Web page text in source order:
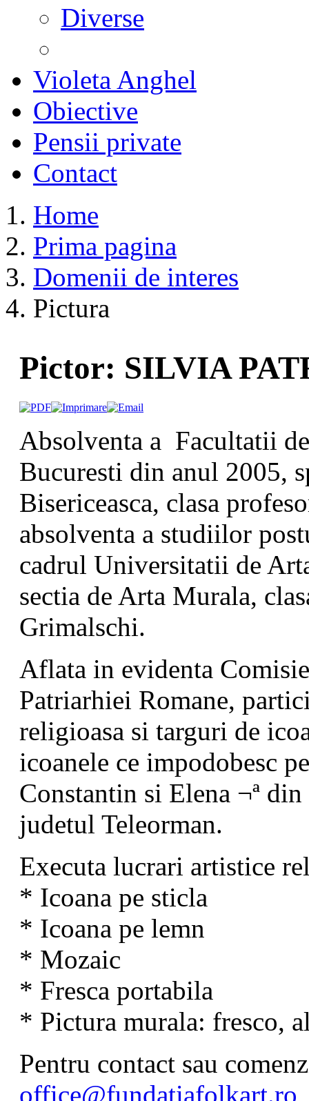
Diverse
Violeta Anghel
Obiective
Pensii private
Contact
Home
Prima pagina
Domenii de interes
Pictura
Pictor: SILVIA
Absolventa a Facultatii
Bucuresti din anul 2005,
Bisericeasca, clasa
absolventa a studiilor
cadrul Universitatii de
sectia de Arta Murala,
Grimalschi.
Aflata in evidenta
Patriarhiei Romane,
religioasa si targuri de
icoanele ce impodobesc
Constantin si Elena ¬ª
judetul Teleorman.
Executa lucrari artistice
* Icoana pe sticla
* Icoana pe lemn
* Mozaic
* Fresca portabila
* Pictura murala: fresco,
Pentru contact sau
office@fundatiafolkart.ro